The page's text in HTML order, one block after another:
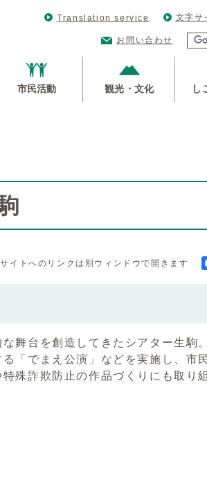
Translation service 文字サ
お問い合わせ
市民活動 観光・文化 し
イトへのリンクは別ウィンドウで開きます
舞台を創造してきたシアター生駒
「でまえ公演」などを実施し、市
殊詐欺防止の作品づくりにも取り